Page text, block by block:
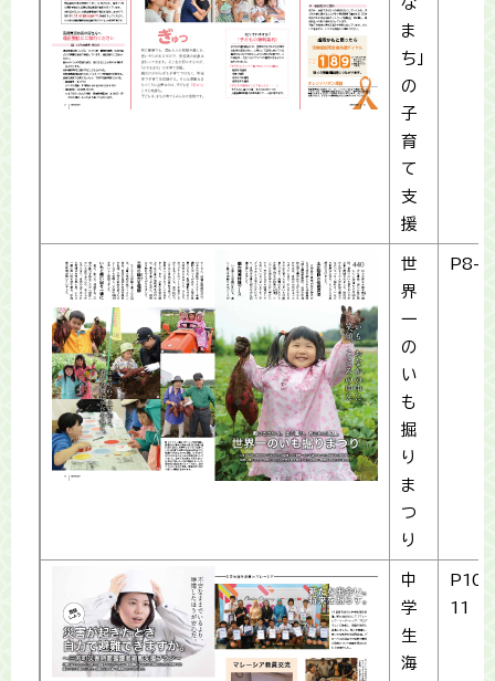
ま
ち」
の
子
育
て
支
援
世
界
一
の
い
も
掘
り
ま
つ
り
P8-9
中
学
生
海
P10-
11